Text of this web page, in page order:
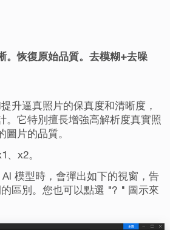
。恢復原始品質。去模糊+去噪
升逼真照片的保真度和清晰度，
。它特別擅長增強高解析度真實照
圖片的品質。
、x2。
模型時，會彈出如下的視窗，告
區別。您也可以點選 "? " 圖示來